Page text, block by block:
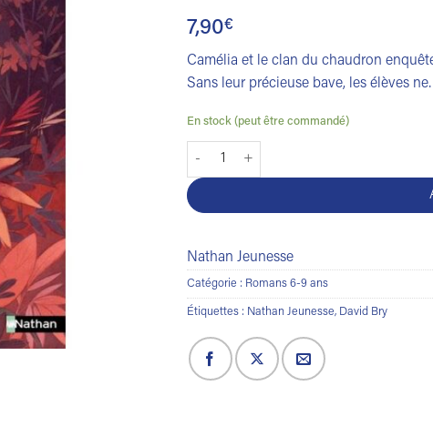
7,90€
Camélia et le clan du chaudron
Sans leur précieuse bave, les élèves
En stock (peut être commandé)
quantité de Le clan du chaudron. La
Nathan Jeunesse
Catégorie : Romans 6-9 ans
Étiquettes : Nathan Jeunesse, David Bry